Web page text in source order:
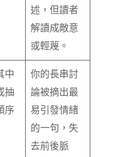
述，但讀者
解讀成敵意
或輕蔑。
中
抽
序
你的長串討
論被摘出最
易引發情緒
的一句，失
去前後脈